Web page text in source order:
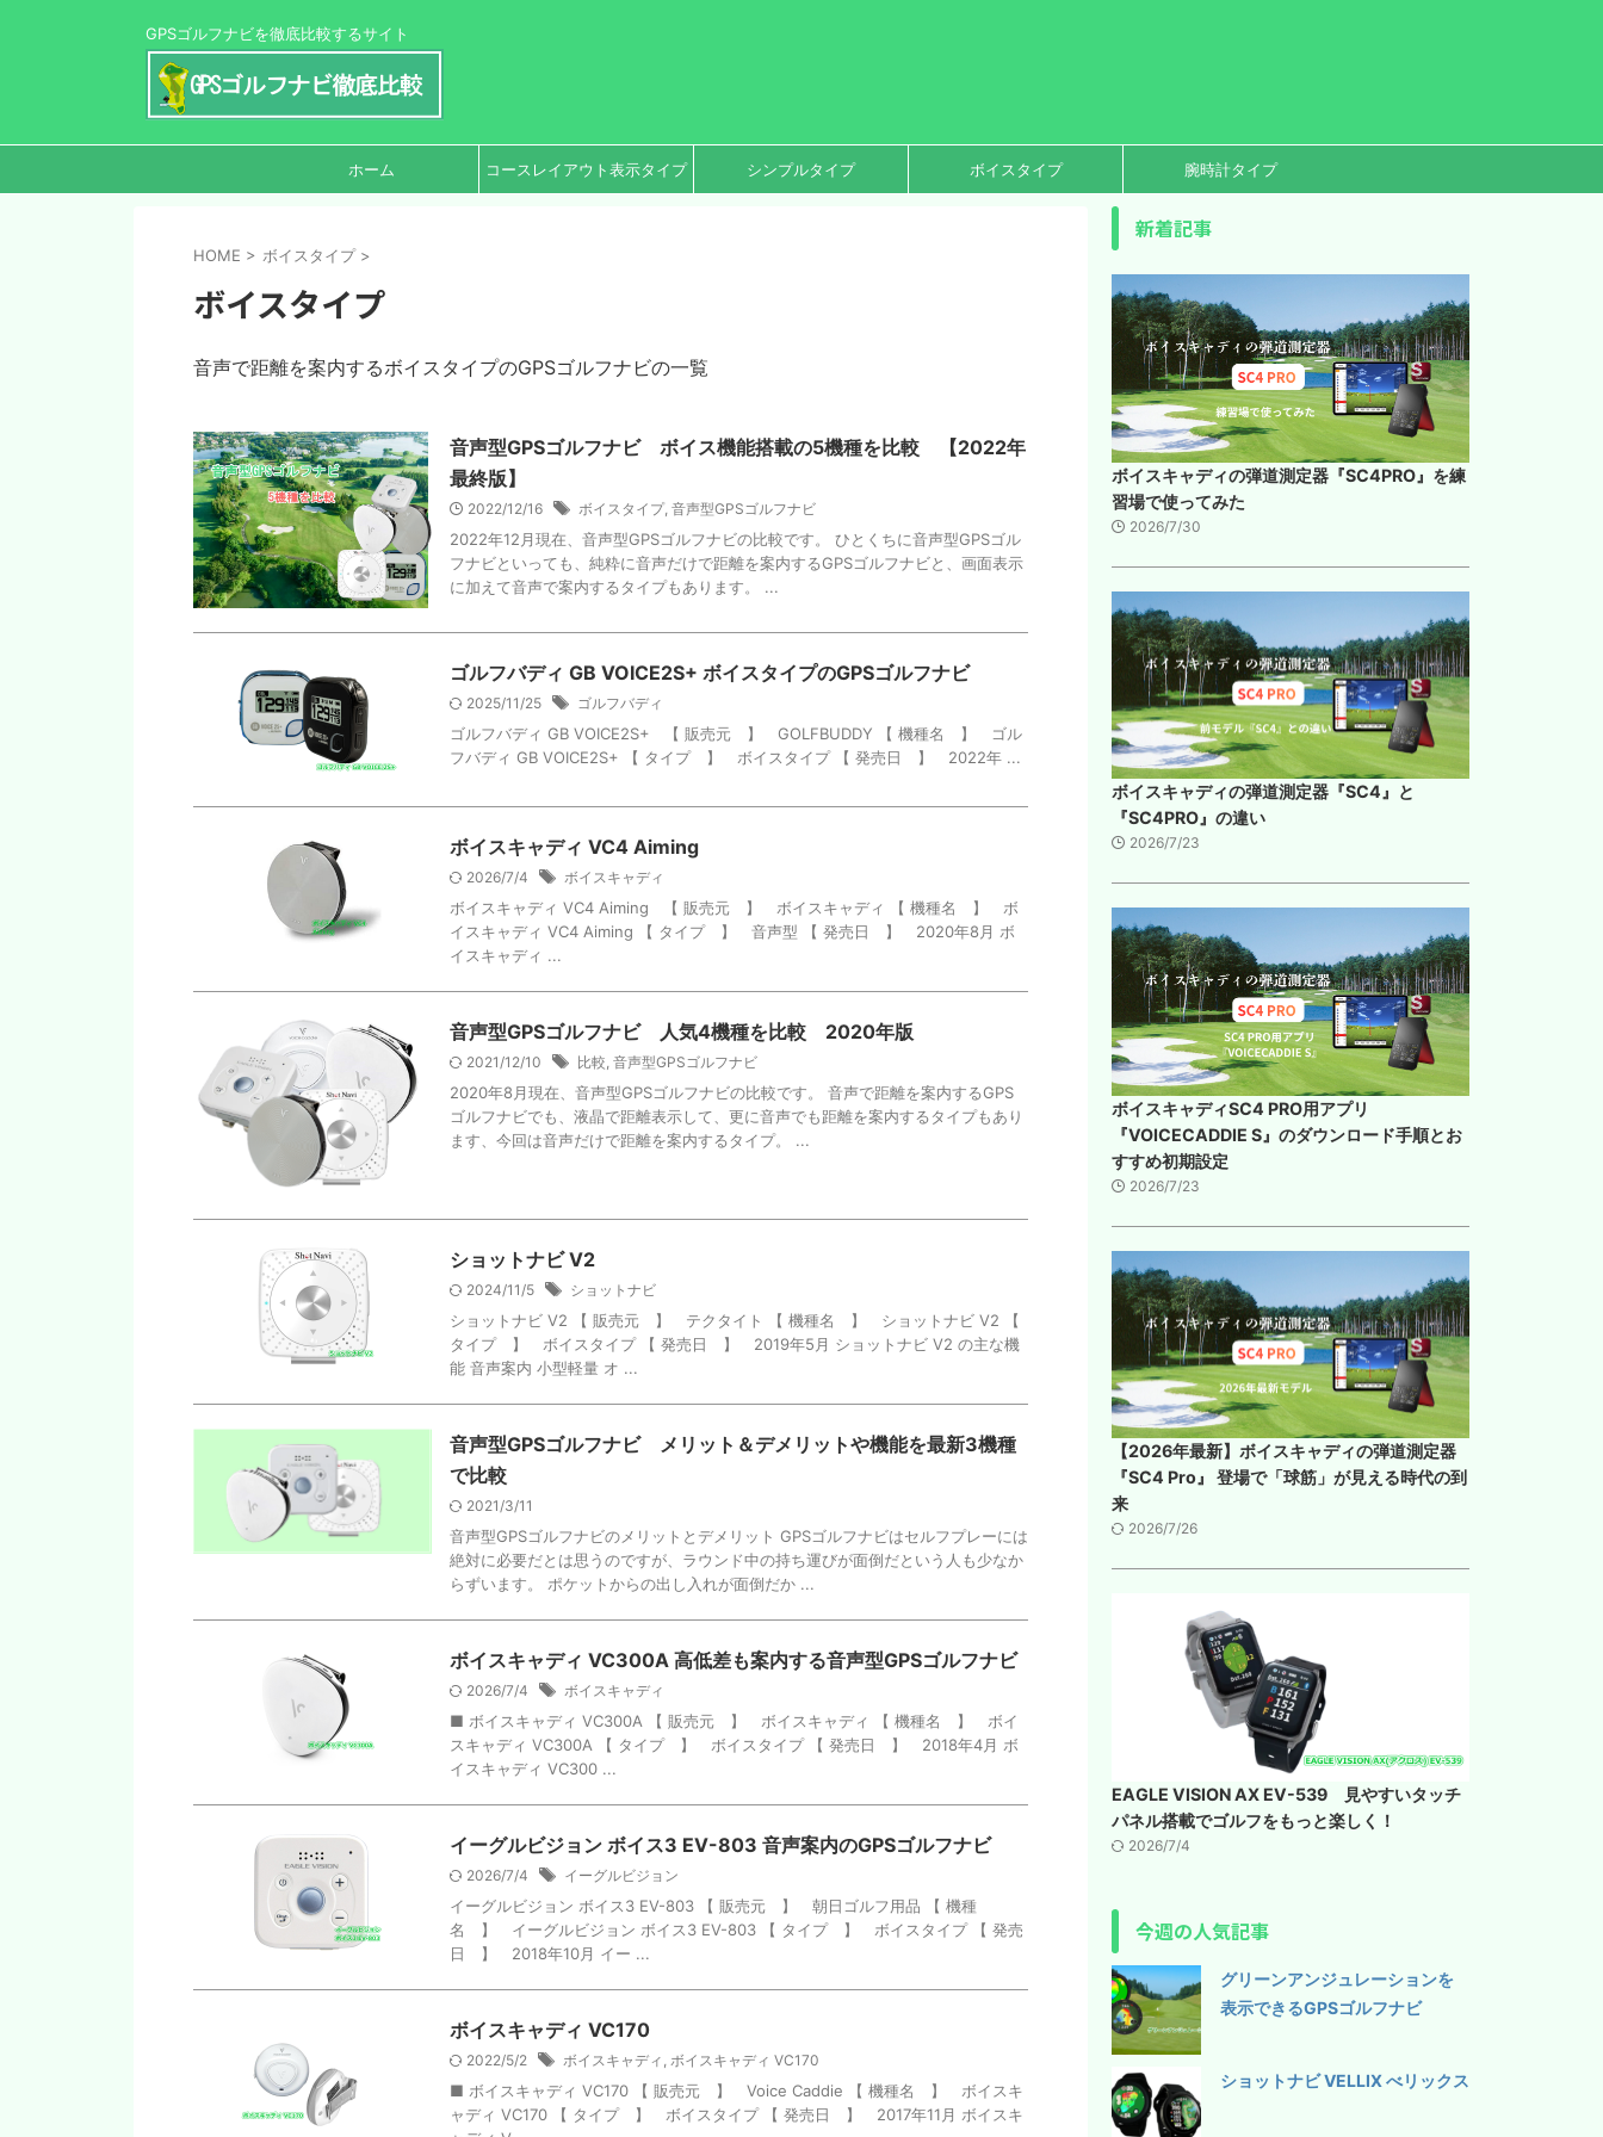
GPSゴルフナビを徹底比較するサイト
ホーム コースレイアウト表示タイプ シンプルタイプ ボイスタイプ 腕時計タイプ
HOME > ボイスタイプ >
ボイスタイプ
音声で距離を案内するボイスタイプのGPSゴルフナビの一覧
音声型GPSゴルフナビ ボイス機能搭載の5機種を比較 【2022年
最終版】
2022/12/16 ボイスタイプ, 音声型GPSゴルフナビ
2022年12月現在、音声型GPSゴルフナビの比較です。 ひとくちに音声型GPSゴル
フナビといっても、純粋に音声だけで距離を案内するGPSゴルフナビと、画面表示
に加えて音声で案内するタイプもあります。 ...
ゴルフバディ GB VOICE2S+ ボイスタイプのGPSゴルフナビ
2025/11/25 ゴルフバディ
ゴルフバディ GB VOICE2S+ 【 販売元 】 GOLFBUDDY 【 機種名 】 ゴル
フバディ GB VOICE2S+ 【 タイプ 】 ボイスタイプ 【 発売日 】 2022年 ...
ボイスキャディ VC4 Aiming
2026/7/4 ボイスキャディ
ボイスキャディ VC4 Aiming 【 販売元 】 ボイスキャディ 【 機種名 】 ボ
イスキャディ VC4 Aiming 【 タイプ 】 音声型 【 発売日 】 2020年8月 ボ
イスキャディ ...
音声型GPSゴルフナビ 人気4機種を比較 2020年版
2021/12/10 比較, 音声型GPSゴルフナビ
2020年8月現在、音声型GPSゴルフナビの比較です。 音声で距離を案内するGPS
ゴルフナビでも、液晶で距離表示して、更に音声でも距離を案内するタイプもあり
ます、今回は音声だけで距離を案内するタイプ。 ...
ショットナビ V2
2024/11/5 ショットナビ
ショットナビ V2 【 販売元 】 テクタイト 【 機種名 】 ショットナビ V2 【
タイプ 】 ボイスタイプ 【 発売日 】 2019年5月 ショットナビ V2 の主な機
能 音声案内 小型軽量 オ ...
音声型GPSゴルフナビ メリット＆デメリットや機能を最新3機種
で比較
2021/3/11
音声型GPSゴルフナビのメリットとデメリット GPSゴルフナビはセルフプレーには
絶対に必要だとは思うのですが、ラウンド中の持ち運びが面倒だという人も少なか
らずいます。 ポケットからの出し入れが面倒だか ...
ボイスキャディ VC300A 高低差も案内する音声型GPSゴルフナビ
2026/7/4 ボイスキャディ
■ ボイスキャディ VC300A 【 販売元 】 ボイスキャディ 【 機種名 】 ボイ
スキャディ VC300A 【 タイプ 】 ボイスタイプ 【 発売日 】 2018年4月 ボ
イスキャディ VC300 ...
イーグルビジョン ボイス3 EV-803 音声案内のGPSゴルフナビ
2026/7/4 イーグルビジョン
イーグルビジョン ボイス3 EV-803 【 販売元 】 朝日ゴルフ用品 【 機種
名 】 イーグルビジョン ボイス3 EV-803 【 タイプ 】 ボイスタイプ 【 発売
日 】 2018年10月 イー ...
ボイスキャディ VC170
2022/5/2 ボイスキャディ , ボイスキャディ VC170
■ ボイスキャディ VC170 【 販売元 】 Voice Caddie 【 機種名 】 ボイスキ
ャディ VC170 【 タイプ 】 ボイスタイプ 【 発売日 】 2017年11月 ボイスキ
新着記事
ボイスキャディの弾道測定器『SC4PRO』を練
習場で使ってみた
2026/7/30
ボイスキャディの弾道測定器『SC4』と
『SC4PRO』の違い
2026/7/23
ボイスキャディSC4 PRO用アプリ
『VOICECADDIE S』のダウンロード手順とお
すすめ初期設定
2026/7/23
【2026年最新】ボイスキャディの弾道測定器
『SC4 Pro』 登場で「球筋」が見える時代の到
来
2026/7/26
EAGLE VISION AX EV-539 見やすいタッチ
パネル搭載でゴルフをもっと楽しく！
2026/7/4
今週の人気記事
グリーンアンジュレーションを
表示できるGPSゴルフナビ
ショットナビ VELLIX べリックス